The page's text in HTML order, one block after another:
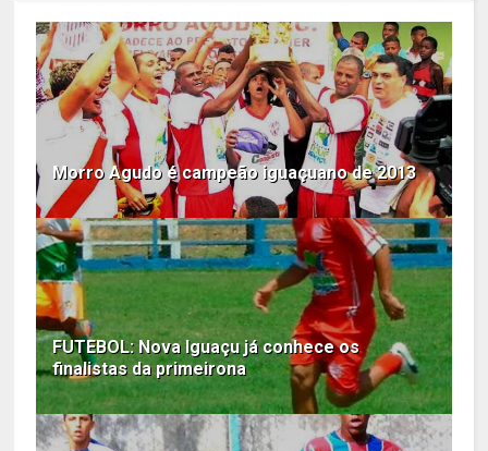
Morro Agudo é campeão iguaçuano de 2013
FUTEBOL: Nova Iguaçu já conhece os
finalistas da primeirona